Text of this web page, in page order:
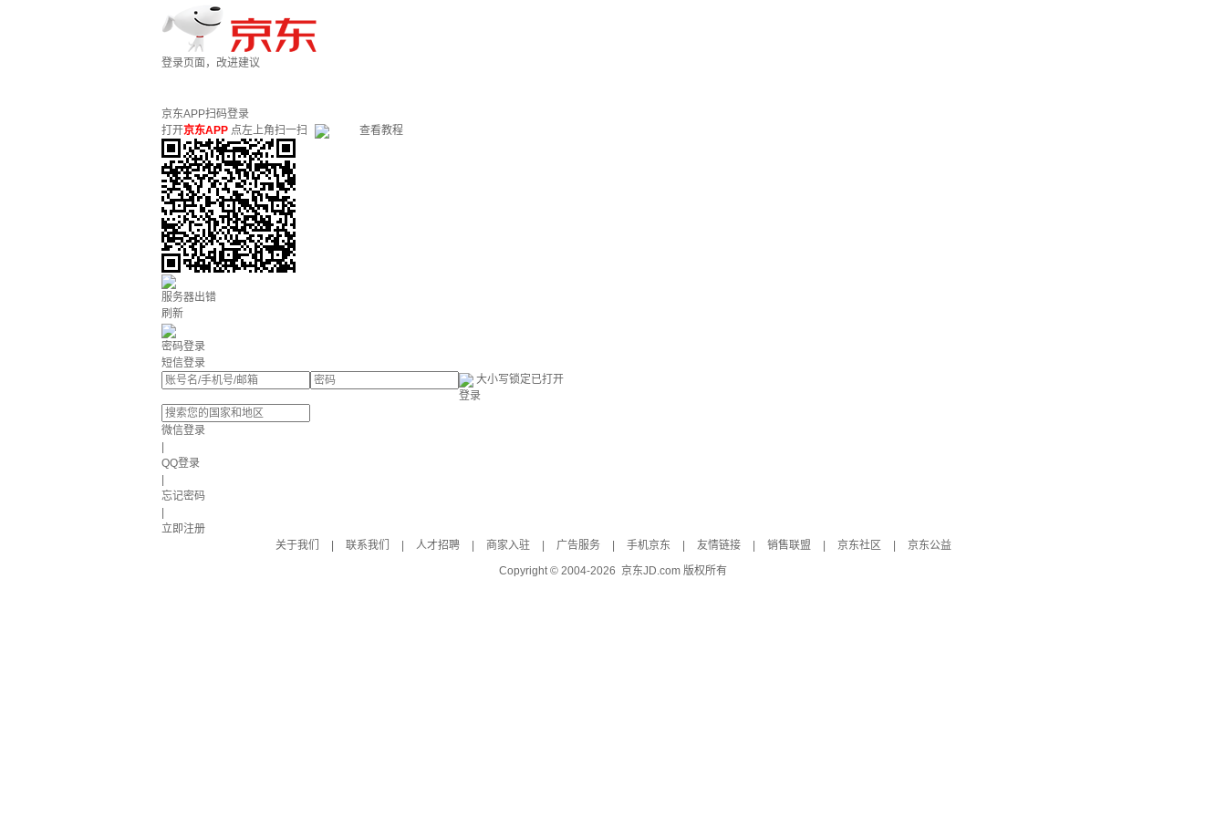
登录页面，改进建议
京东APP扫码登录
打开京东APP 点左上角扫一扫 查看教程
服务器出错
刷新
密码登录
短信登录
大小写锁定已打开
登录
微信登录
QQ登录
忘记密码
立即注册
关于我们
联系我们 人才招聘 商家入驻 广告服务 手机京东 友情链接 销售联盟 京东社区
京东公益
Copyright © 2004-2026 京东JD.com 版权所有